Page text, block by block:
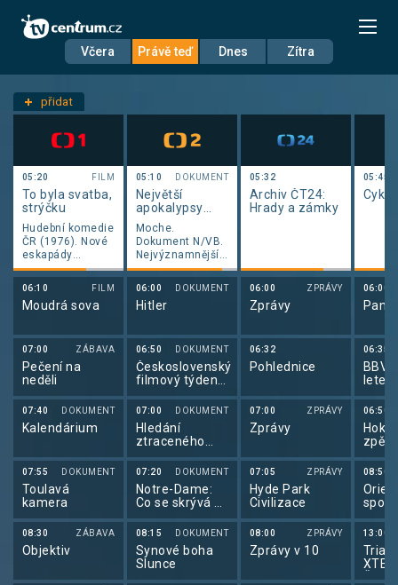
Včera Právě teď Dnes Zítra
Datum
Nastavení stanic
přidat
05:20 FILM
To byla svatba,
strýčku
Hudební komedie
ČR (1976). Nové
eskapády
neodolatelného
svůdce a
světáka.
Okouzlující
Karásek v dalším
příběhu volného
cyklu oblíbených
hudebních
komedií. Scénář
G. Oplustil.
Kamera J.
Kučera.
06:10 FILM
Moudrá sova
07:00 ZÁBAVA
Pečení na
neděli
07:40 DOKUMENT
Kalendárium
07:55 DOKUMENT
Toulavá
kamera
08:30 ZÁBAVA
Objektiv
05:10 DOKUMENT
Největší
apokalypsy
dějin II (4/6)
Moche.
Dokument N/VB.
Nejvýznamnější
předincká
civilizace
podlehla sérii
přírodních
vedoucích k
rozpadu vyspělé
kultury
06:00 DOKUMENT
Hitler
06:50 DOKUMENT
Československý
filmový týdeník
1976
(1630/2379)
07:00 DOKUMENT
Hledání
ztraceného
času
07:20 DOKUMENT
Notre-Dame:
Co se skrývá v
podzemí?
08:15 DOKUMENT
Synové boha
Slunce
05:32
Archiv ČT24:
Hrady a zámky
06:00 ZPRÁVY
Zprávy
06:32
Pohlednice
07:00 ZPRÁVY
Zprávy
07:05 ZPRÁVY
Hyde Park
Civilizace
08:00 ZPRÁVY
Zprávy v 10
05:45
06:00
06:35
BBV
06:50
zpět
08:50
běhu
13:00